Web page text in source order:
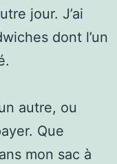
jour. J’ai
dont l’un
autre, ou
Que
mon sac à